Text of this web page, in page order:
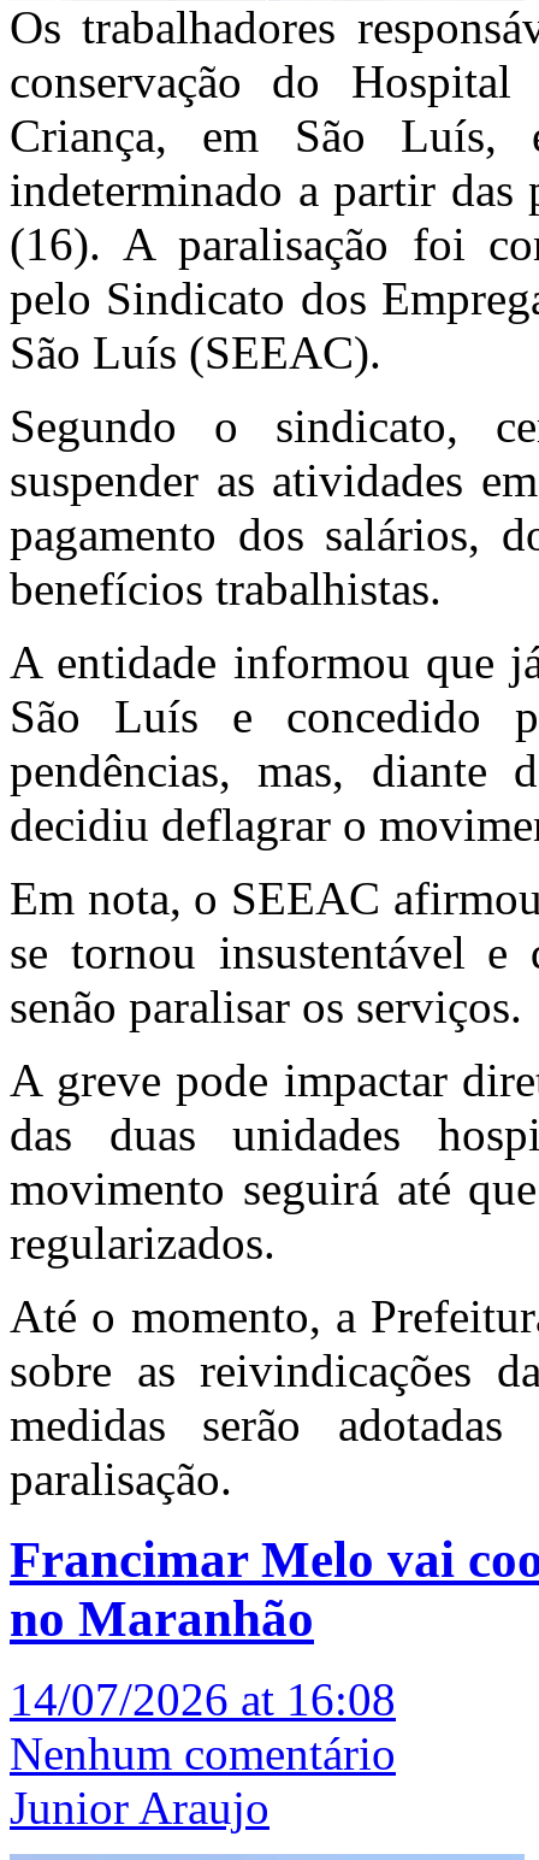
Os trabalhadores
conservação do
Criança, em São Luís,
indeterminado a partir das
(16). A paralisação foi
pelo Sindicato dos
São Luís (SEEAC).
Segundo o sindicato,
suspender as atividades
pagamento dos salários,
benefícios trabalhistas.
A entidade informou que
São Luís e concedido
pendências, mas, diante
decidiu deflagrar o
Em nota, o SEEAC
se tornou insustentável e
senão paralisar os serviços.
A greve pode impactar
das duas unidades
movimento seguirá até
regularizados.
Até o momento, a
sobre as reivindicações
medidas serão
paralisação.
Francimar Melo vai
no Maranhão
14/07/2026 at 16:08
Nenhum comentário
Junior Araujo